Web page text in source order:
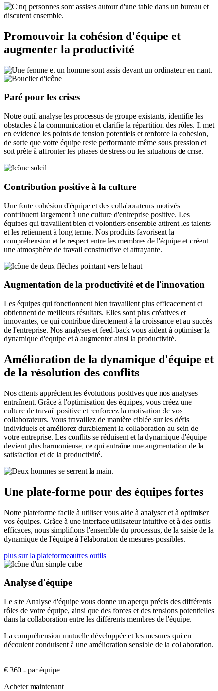
Promouvoir la cohésion d'équipe et
augmenter la productivité
Paré pour les crises
Notre outil analyse les processus de groupe existants, identifie les
obstacles à la communication et clarifie la répartition des rôles. Il met
en évidence les points de tension potentiels et renforce la cohésion,
de sorte que votre équipe reste performante même sous pression et
soit prête à affronter les phases de stress ou les situations de crise.
Contribution positive à la culture
Une forte cohésion d'équipe et des collaborateurs motivés
contribuent largement à une culture d'entreprise positive. Les
équipes qui travaillent bien et volontiers ensemble attirent les talents
et les retiennent à long terme. Nos produits favorisent la
compréhension et le respect entre les membres de l'équipe et créent
une atmosphère de travail constructive et attrayante.
Augmentation de la productivité et de l'innovation
Les équipes qui fonctionnent bien travaillent plus efficacement et
obtiennent de meilleurs résultats. Elles sont plus créatives et
innovantes, ce qui contribue directement à la croissance et au succès
de l'entreprise. Nos analyses et feed-back vous aident à optimiser la
dynamique d'équipe et à augmenter ainsi la productivité.
Amélioration de la dynamique d'équipe et
de la résolution des conflits
Nos clients apprécient les évolutions positives que nos analyses
entraînent. Grâce à l'optimisation des équipes, vous créez une
culture de travail positive et renforcez la motivation de vos
collaborateurs. Vous travaillez de manière ciblée sur les défis
individuels et améliorez durablement la collaboration au sein de
votre entreprise. Les conflits se réduisent et la dynamique d'équipe
devient plus harmonieuse, ce qui entraîne une augmentation de la
satisfaction et de la productivité.
Une plate-forme pour des équipes fortes
Notre plateforme facile à utiliser vous aide à analyser et à optimiser
vos équipes. Grâce à une interface utilisateur intuitive et à des outils
efficaces, nous simplifions l'ensemble du processus, de la saisie de la
dynamique de l'équipe à l'élaboration de mesures possibles.
plus sur la plateformeautres outils
Analyse d'équipe
Le site Analyse d'équipe vous donne un aperçu précis des différents
rôles de votre équipe, ainsi que des forces et des tensions potentielles
dans la collaboration entre les différents membres de l'équipe.
La compréhension mutuelle développée et les mesures qui en
découlent conduisent à une amélioration sensible de la collaboration.
€ 360.- par équipe
Acheter maintenant